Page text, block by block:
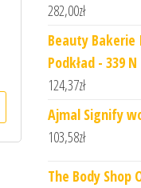
282,00zł
Beauty Bakerie
Podkład - 339 N
124,37zł
Ajmal Signify
103,58zł
The Body Shop